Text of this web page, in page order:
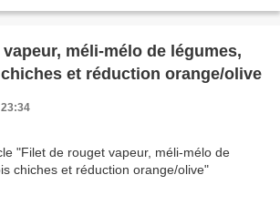
méli-mélo de légumes,
et réduction orange/olive